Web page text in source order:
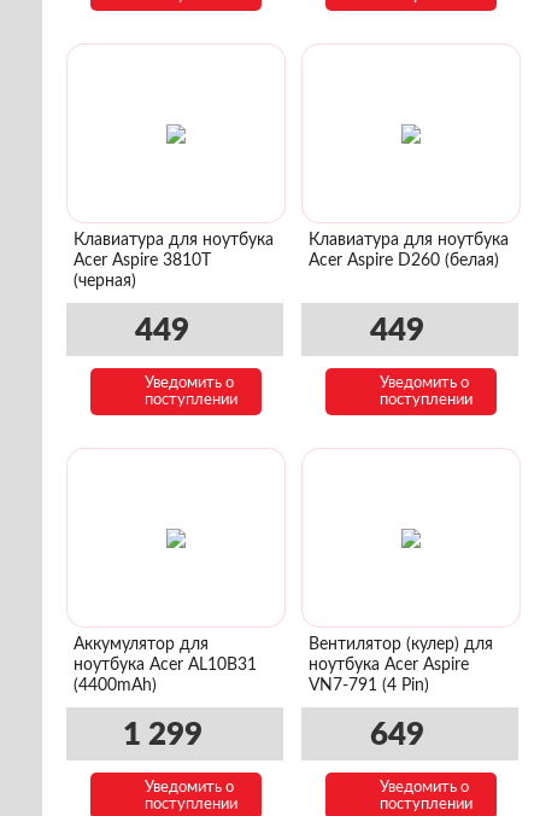
Клавиатура для ноутбука
Acer Aspire 3810T
(черная)
449
Уведомить о
поступлении
Клавиатура для ноутбука
Acer Aspire D260 (белая)
449
Уведомить о
поступлении
Аккумулятор для
ноутбука Acer AL10B31
(4400mAh)
1 299
Уведомить о
поступлении
Вентилятор (кулер) для
ноутбука Acer Aspire
VN7-791 (4 Pin)
649
Уведомить о
поступлении